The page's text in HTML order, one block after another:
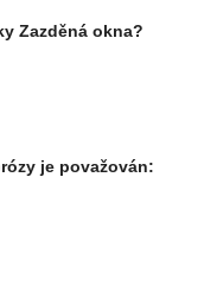
Zazděná okna?
je považován: